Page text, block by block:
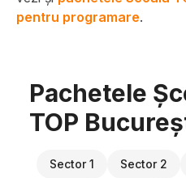
pentru programare.
Pachetele
TOP
Sector 1 Sector 2